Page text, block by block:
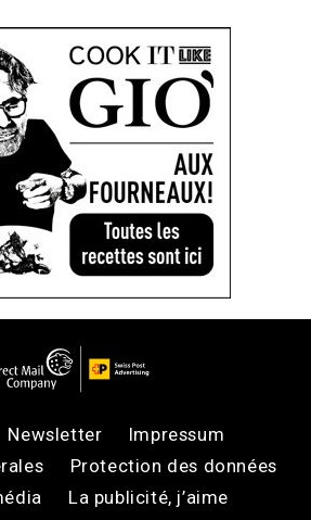
Newsletter
Impressum
Protection des données
La publicité, j’aime